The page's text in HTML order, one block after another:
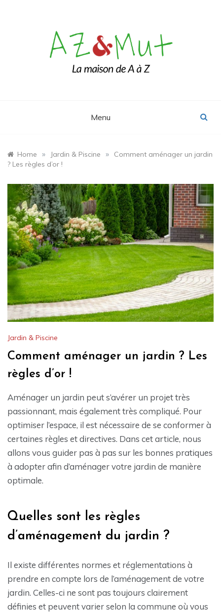
Menu
Home » Jardin & Piscine »
Comment aménager un jardin
? Les règles d’or !
Jardin & Piscine
Comment aménager un jardin ? Les
règles d’or !
Aménager un jardin peut s’avérer un projet très
passionnant, mais également très compliqué. Pour
optimiser l’espace, il est nécessaire de se conformer à
certaines règles et directives. Dans cet article, nous
allons vous guider pas à pas sur les bonnes pratiques
à adopter afin d’aménager votre jardin de manière
optimale.
Quelles sont les règles
d’aménagement du jardin ?
Il existe différentes normes et réglementations à
prendre en compte lors de l’aménagement de votre
jardin. Celles-ci ne sont pas toujours clairement
définies et peuvent varier selon la commune où vous